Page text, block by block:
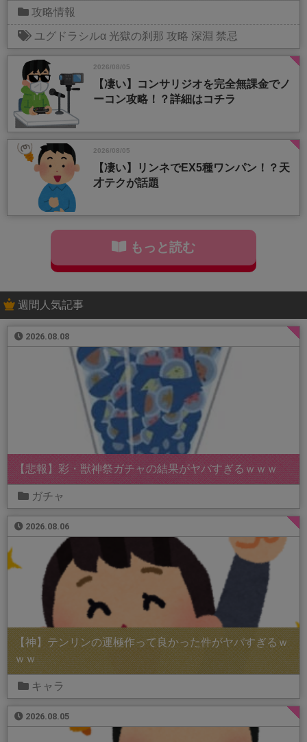
攻略情報
ユグドラシルα 光獄の刹那 攻略 深淵 禁忌
2026/08/05
【凄い】コンサリジオを完全無課金でノ
ーコン攻略！？詳細はコチラ
2026/08/05
【凄い】リンネでEX5種ワンパン！？天
才テクが話題
もっと読む
週間人気記事
2026.08.08
【悲報】彩・獣神祭ガチャの結果がヤバすぎるｗｗｗ
ガチャ
2026.08.06
【神】テンリンの運極作って良かった件がヤバすぎるｗ
ｗｗ
キャラ
2026.08.05